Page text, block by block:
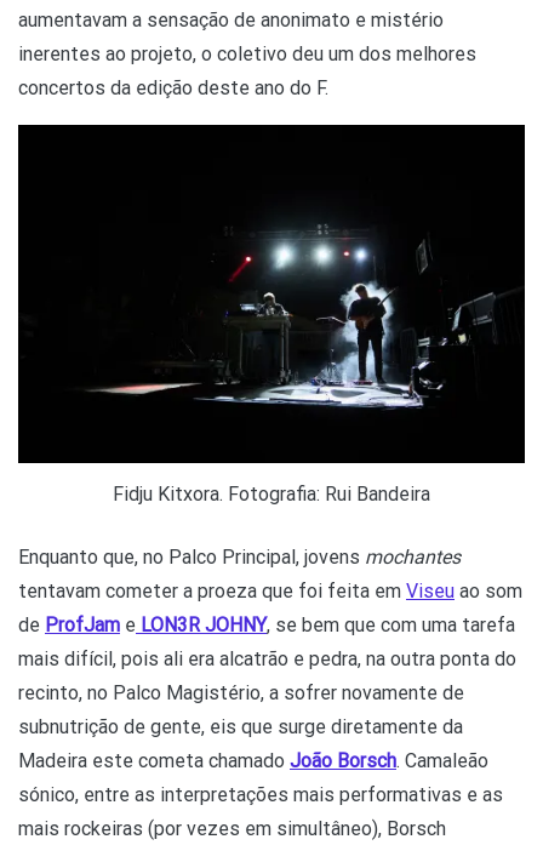
aumentavam a sensação de anonimato e mistério
inerentes ao projeto, o coletivo deu um dos melhores
concertos da edição deste ano do F.
Fidju Kitxora. Fotografia: Rui Bandeira
Enquanto que, no Palco Principal, jovens mochantes
tentavam cometer a proeza que foi feita em Viseu ao som
de ProfJam e LON3R JOHNY, se bem que com uma tarefa
mais difícil, pois ali era alcatrão e pedra, na outra ponta do
recinto, no Palco Magistério, a sofrer novamente de
subnutrição de gente, eis que surge diretamente da
Madeira este cometa chamado João Borsch. Camaleão
sónico, entre as interpretações mais performativas e as
mais rockeiras (por vezes em simultâneo), Borsch